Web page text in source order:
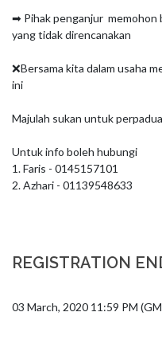
➡ Pihak penganjur  memohon
yang tidak direncanakan
❌Bersama kita dalam usaha
ini
Majulah sukan untuk
Untuk info boleh hubungi
1. Faris - 0145157101
2. Azhari - 01139548633
REGISTRATION
03 March, 2020 11:59 PM